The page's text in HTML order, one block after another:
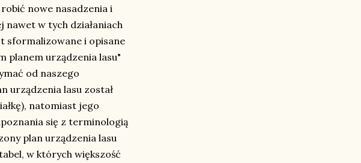
nowe nasadzenia i
nawet w tych działaniach
sformalizowane i opisane
planem urządzenia lasu"
od naszego
urządzenia lasu został
natomiast jego
się z terminologią
plan urządzenia lasu
w których większość